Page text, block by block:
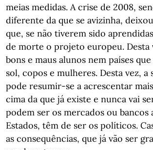
meias medidas. A crise de 2008,
diferente da que se avizinha,
que, se não tiverem sido
de morte o projeto europeu. Desta
bons e maus alunos nem países
sol, copos e mulheres. Desta vez, a
pode resumir-se a acrescentar
cima da que já existe e nunca vai
podem ser os mercados ou bancos
Estados, têm de ser os políticos.
as consequências, que já vão ser